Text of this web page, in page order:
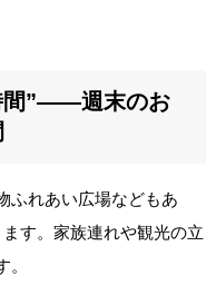
間”——週末のお
ふれあい広場などもあ
す。家族連れや観光の立